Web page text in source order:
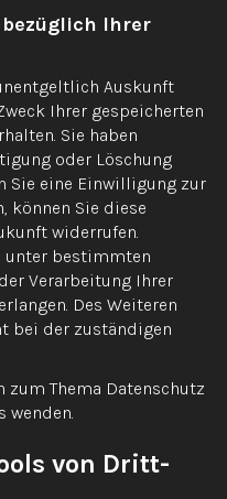
bezüglich Ihrer
Auskunft
Ihrer gespeicherten
Sie haben
oder Löschung
Sie eine Einwilligung zur
können Sie diese
widerrufen.
unter bestimmten
Verarbeitung Ihrer
Des Weiteren
bei der zuständigen
zum Thema Datenschutz
wenden.
von Dritt­